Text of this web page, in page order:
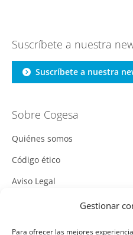
Gestionar
Para ofrecer las mejores
Suscríbete a nuestra
Suscríbete a nuestra
Sobre Cogesa
Quiénes somos
Código ético
Aviso Legal
Política de Cookies